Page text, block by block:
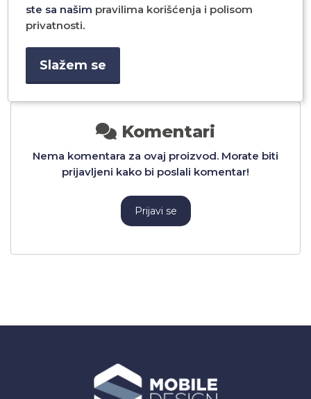
1.296,00 RSD 1.296,00 RSD
Komentari
Nema komentara za ovaj proizvod. Morate biti
prijavljeni kako bi poslali komentar!
Prijavi se
ste sa našim pravilima korišćenja i polisom
privatnosti.
Slažem se